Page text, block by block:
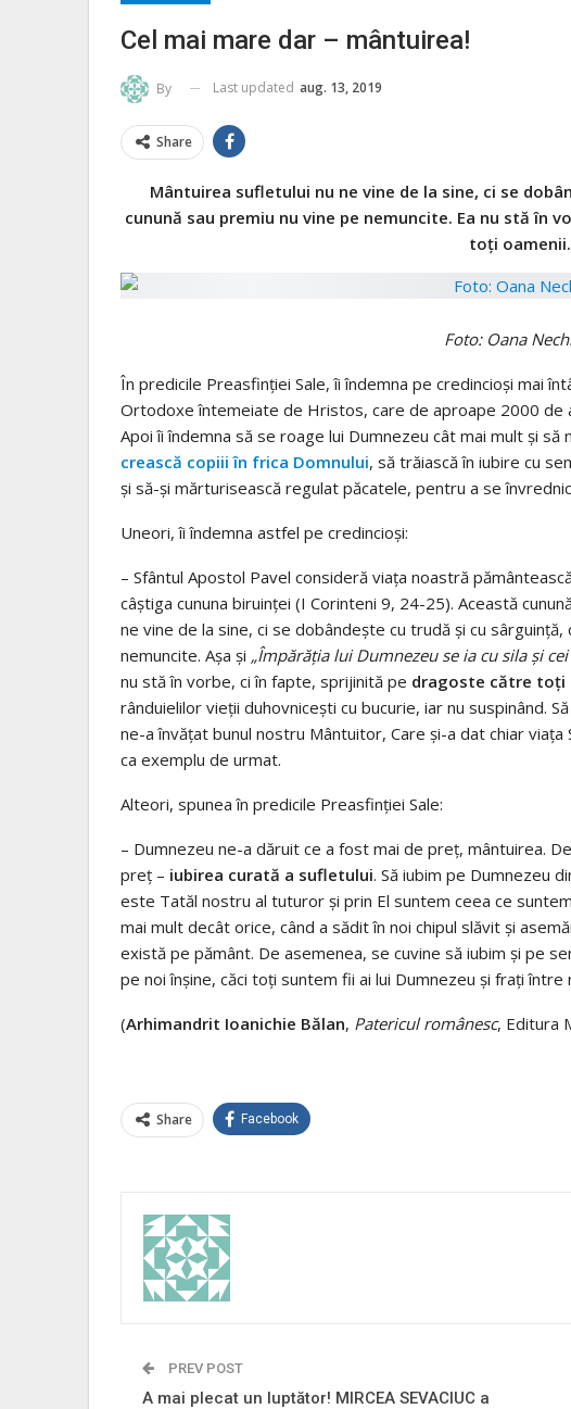
Cel mai mare dar – mântuirea!
By Last updated aug. 13, 2019
Share
Mântuirea sufletului nu ne vine de la sine, ci se
cunună sau premiu nu vine pe nemuncite. Ea nu stă în
toţi oamenii.
Foto: Oana
În predicile Preasfinţiei Sale, îi îndemna pe credincioşi mai
Ortodoxe întemeiate de Hristos, care de aproape 2000 de
Apoi îi îndemna să se roage lui Dumnezeu cât mai mult şi să
crească copiii în frica Domnului, să trăiască în iubire cu
şi să-şi mărturisească regulat păcatele, pentru a se
Uneori, îi îndemna astfel pe credincioşi:
– Sfântul Apostol Pavel consideră viaţa noastră
câştiga cununa biruinţei (I Corinteni 9, 24-25). Această
ne vine de la sine, ci se dobândeşte cu trudă şi cu sârguinţă,
nemuncite. Aşa şi „Împărăţia lui Dumnezeu se ia cu sila şi cei
nu stă în vorbe, ci în fapte, sprijinită pe dragoste către toţi
rânduielilor vieţii duhovniceşti cu bucurie, iar nu suspinând.
ne-a învăţat bunul nostru Mântuitor, Care şi-a dat chiar
ca exemplu de urmat.
Alteori, spunea în predicile Preasfinţiei Sale:
– Dumnezeu ne-a dăruit ce a fost mai de preţ, mântuirea.
preţ – iubirea curată a sufletului. Să iubim pe Dumnezeu
este Tatăl nostru al tuturor şi prin El suntem ceea ce
mai mult decât orice, când a sădit în noi chipul slăvit şi
există pe pământ. De asemenea, se cuvine să iubim şi pe
pe noi înşine, căci toţi suntem fii ai lui Dumnezeu şi fraţi între
(Arhimandrit Ioanichie Bălan, Patericul românesc, Editura
Share Facebook
PREV POST
A mai plecat un luptător! MIRCEA SEVACIUC a